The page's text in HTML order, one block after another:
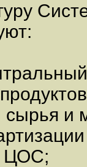
сырья и
ЦОС;